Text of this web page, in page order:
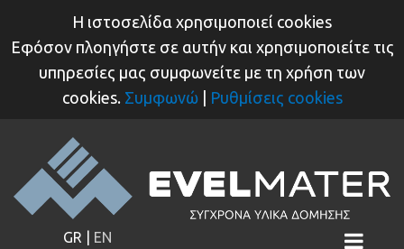
H ιστοσελίδα χρησιμοποιεί cookies
Εφόσον πλοηγήστε σε αυτήν και χρησιμοποιείτε τις
υπηρεσίες μας συμφωνείτε με τη χρήση των
cookies.Συμφωνώ| Ρυθμίσεις cookies
ΑΡΧΙΚΗ
ΕΤΑΙΡΙΑ
ΠΡΟΪΟΝΤΑ
ΠΕΛΑΤΕΣ
ΕΡΓΑ
GR EN